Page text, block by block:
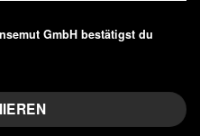
GmbH bestätigst du